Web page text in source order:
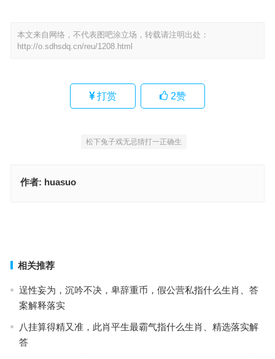
本文来自网络，不代表图吧涂立场，转载请注明出处：
http://o.sdhsdq.cn/reu/1208.html
打赏 2赞
松下兔子戏无忌猜打一正确生
作者: huasuo
相关推荐
逞性妄为，沉吟不决，卑辞重币，假公营私指什么生肖、答
案解释落实
八挂算得精又准，此肖平生最霸气指什么生肖、精选落实解
答